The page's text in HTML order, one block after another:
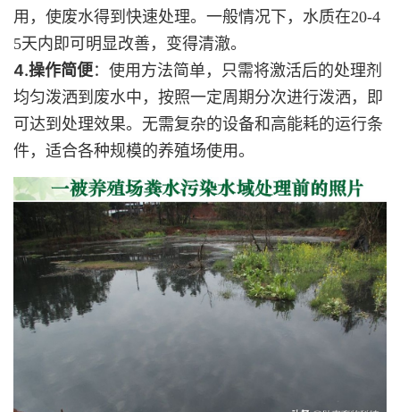
用，使废水得到快速处理。一般情况下，水质在20-4
5天内即可明显改善，变得清澈。
4.操作简便：使用方法简单，只需将激活后的处理剂
均匀泼洒到废水中，按照一定周期分次进行泼洒，即
可达到处理效果。无需复杂的设备和高能耗的运行条
件，适合各种规模的养殖场使用。